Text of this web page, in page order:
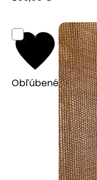
9,0
Obľúbené